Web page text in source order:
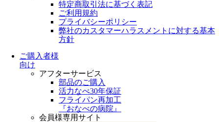
特定商取引法に基づく表記
ご利用規約
プライバシーポリシー
弊社のカスタマーハラスメントに対する基本
方針
ご購入者様
向け
アフターサービス
部品のご購入
活力なべ30年保証
フライパン再加工
『おなべの病院』
会員様専用サイト